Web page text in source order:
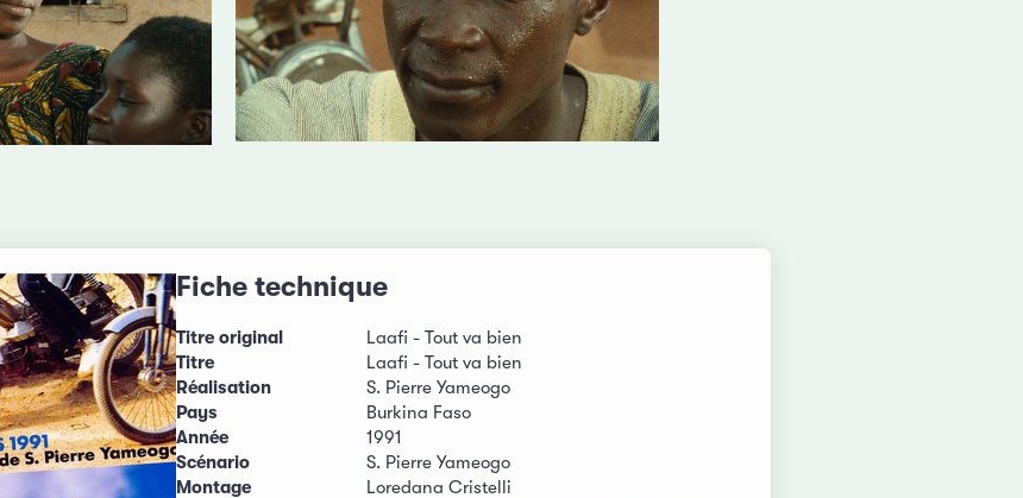
Fiche technique
Titre original
Laafi - Tout va bien
Titre
Laafi - Tout va bien
Réalisation
S. Pierre Yameogo
Pays
Burkina Faso
Année
1991
Scénario
S. Pierre Yameogo
Montage
Loredana Cristelli